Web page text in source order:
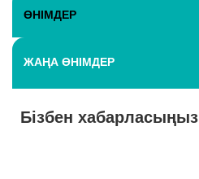
ӨНІМДЕР
ЖАҢА ӨНІМДЕР
Бізбен хабарласыңыз